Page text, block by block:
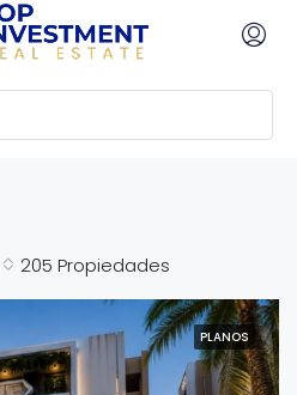
205 Propiedades
PLANOS